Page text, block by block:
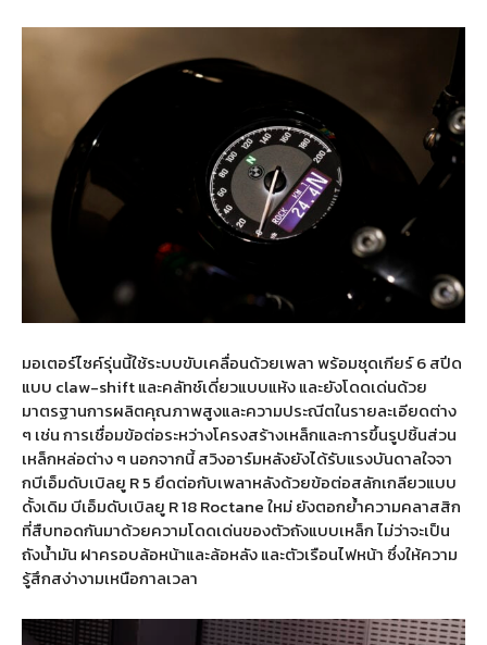
มอเตอร์ไซค์รุ่นนี้ใช้ระบบขับเคลื่อนด้วยเพลา พร้อมชุดเกียร์ 6 สปีด
แบบ claw-shift และคลัทช์เดี่ยวแบบแห้ง และยังโดดเด่นด้วย
มาตรฐานการผลิตคุณภาพสูงและความประณีตในรายละเอียดต่าง
ๆ เช่น การเชื่อมข้อต่อระหว่างโครงสร้างเหล็กและการขึ้นรูปชิ้นส่วน
เหล็กหล่อต่าง ๆ นอกจากนี้ สวิงอาร์มหลังยังได้รับแรงบันดาลใจจา
กบีเอ็มดับเบิลยู R 5 ยึดต่อกับเพลาหลังด้วยข้อต่อสลักเกลียวแบบ
ดั้งเดิม บีเอ็มดับเบิลยู R 18 Roctane ใหม่ ยังตอกย้ำความคลาสสิก
ที่สืบทอดกันมาด้วยความโดดเด่นของตัวถังแบบเหล็ก ไม่ว่าจะเป็น
ถังน้ำมัน ฝาครอบล้อหน้าและล้อหลัง และตัวเรือนไฟหน้า ซึ่งให้ความ
รู้สึกสง่างามเหนือกาลเวลา